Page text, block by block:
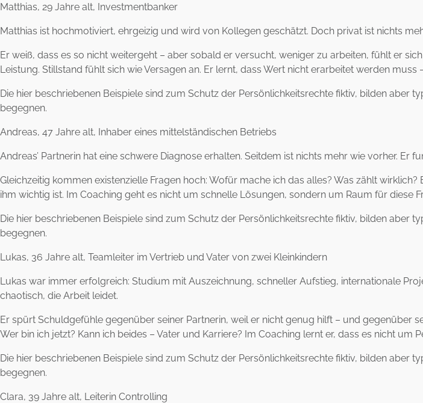
Matthias, 29 Jahre alt, Investmentbanker
Matthias ist hochmotiviert, ehrgeizig und wird von Kollegen geschätzt. Doch privat ist nichts
Er weiß, dass es so nicht weitergeht – aber sobald er versucht, weniger zu arbeiten, fühlt er
Leistung. Stillstand fühlt sich wie Versagen an. Er lernt, dass Wert nicht erarbeitet werden muss
Die hier beschriebenen Beispiele sind zum Schutz der Persönlichkeitsrechte fiktiv, bilden aber
begegnen.
Andreas, 47 Jahre alt, Inhaber eines mittelständischen Betriebs
Andreas’ Partnerin hat eine schwere Diagnose erhalten. Seitdem ist nichts mehr wie vorher.
Gleichzeitig kommen existenzielle Fragen hoch: Wofür mache ich das alles? Was zählt
ihm wichtig ist. Im Coaching geht es nicht um schnelle Lösungen, sondern um Raum für diese
Die hier beschriebenen Beispiele sind zum Schutz der Persönlichkeitsrechte fiktiv, bilden aber
begegnen.
Lukas, 36 Jahre alt, Teamleiter im Vertrieb und Vater von zwei Kleinkindern
Lukas war immer erfolgreich: Studium mit Auszeichnung, schneller Aufstieg, internationale
chaotisch, die Arbeit leidet.
Er spürt Schuldgefühle gegenüber seiner Partnerin, weil er nicht genug hilft – und gegenüber
Wer bin ich jetzt? Kann ich beides – Vater und Karriere? Im Coaching lernt er, dass es nicht um
Die hier beschriebenen Beispiele sind zum Schutz der Persönlichkeitsrechte fiktiv, bilden aber
begegnen.
Clara, 39 Jahre alt, Leiterin Controlling